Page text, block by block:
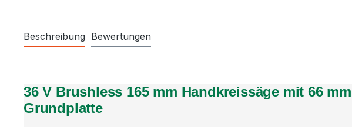
Beschreibung Bewertungen
36 V Brushless 165 mm Handkreissäge mit 66
Grundplatte